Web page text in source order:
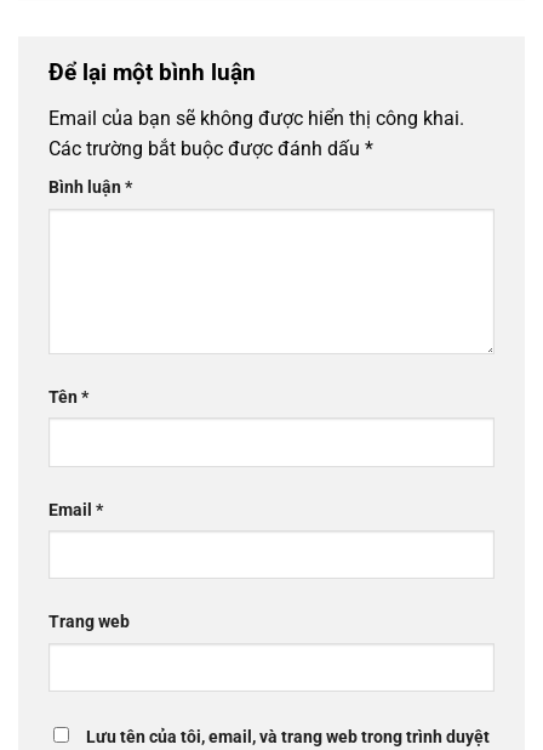
Để lại một bình luận
Email của bạn sẽ không được hiển thị công khai.
Các trường bắt buộc được đánh dấu *
Bình luận*
Tên*
Email *
Trang web
Lưu tên của tôi, email, và trang web trong trình duyệt